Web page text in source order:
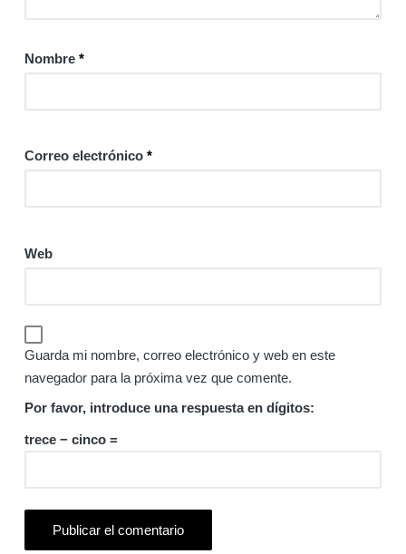
Nombre *
Correo electrónico *
Web
Guarda mi nombre, correo electrónico y web en este
navegador para la próxima vez que comente.
Por favor, introduce una respuesta en dígitos:
trece − cinco =